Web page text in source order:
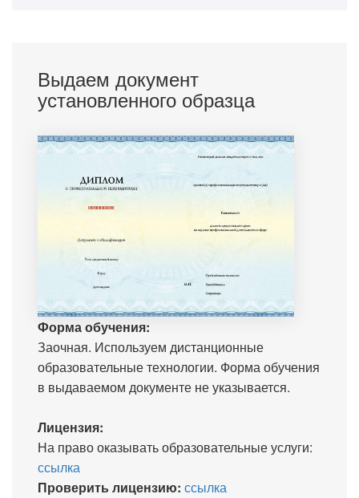
Выдаем документ
установленного образца
Форма обучения:
Заочная. Используем дистанционные
образовательные технологии. Форма обучения
в выдаваемом документе не указывается.
Лицензия:
На право оказывать образовательные услуги:
ссылка
Проверить лицензию: ссылка